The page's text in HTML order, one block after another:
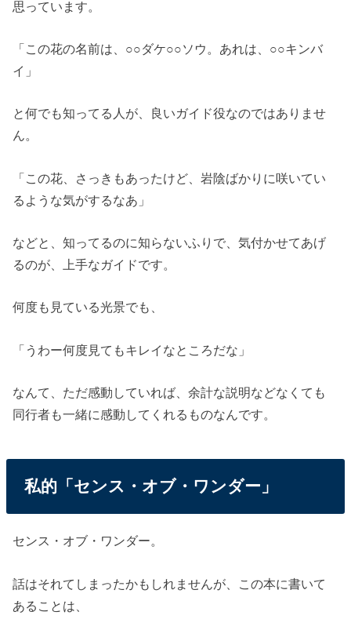
思っています。
「この花の名前は、○○ダケ○○ソウ。あれは、○○キンバ
イ」
と何でも知ってる人が、良いガイド役なのではありませ
ん。
「この花、さっきもあったけど、岩陰ばかりに咲いてい
るような気がするなあ」
などと、知ってるのに知らないふりで、気付かせてあげ
るのが、上手なガイドです。
何度も見ている光景でも、
「うわー何度見てもキレイなところだな」
なんて、ただ感動していれば、余計な説明などなくても
同行者も一緒に感動してくれるものなんです。
私的「センス・オブ・ワンダー」
センス・オブ・ワンダー。
話はそれてしまったかもしれませんが、この本に書いて
あることは、